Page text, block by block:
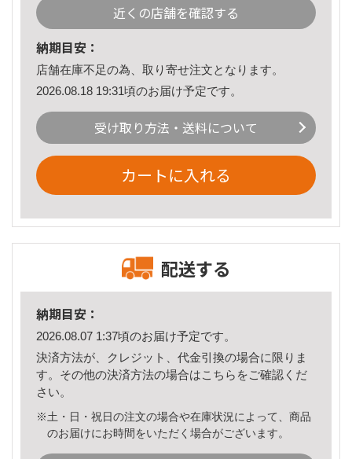
近くの店舗を確認する
納期目安：
店舗在庫不足の為、取り寄せ注文となります。
2026.08.18 19:31頃のお届け予定です。
受け取り方法・送料について
カートに入れる
配送する
納期目安：
2026.08.07 1:37頃のお届け予定です。
決済方法が、クレジット、代金引換の場合に限りま
す。その他の決済方法の場合はこちら をご確認くだ
さい。
※土・日・祝日の注文の場合や在庫状況によって、商品
のお届けにお時間をいただく場合がございます。